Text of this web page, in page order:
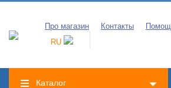
Про магазин Контакты
RU
Каталог